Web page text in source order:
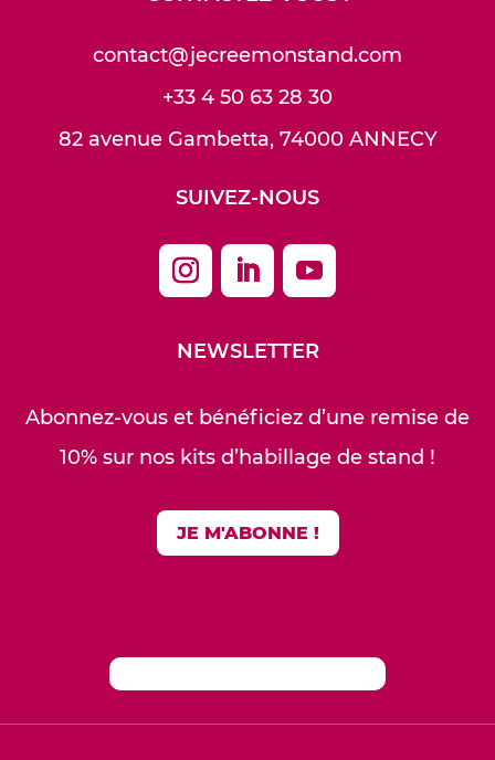
contact@jecreemonstand.com
+33 4 50 63 28 30
82 avenue Gambetta, 74000 ANNECY
SUIVEZ-NOUS
NEWSLETTER
Abonnez-vous et bénéficiez d’une remise de
10% sur nos kits d’habillage de stand !
JE M'ABONNE !